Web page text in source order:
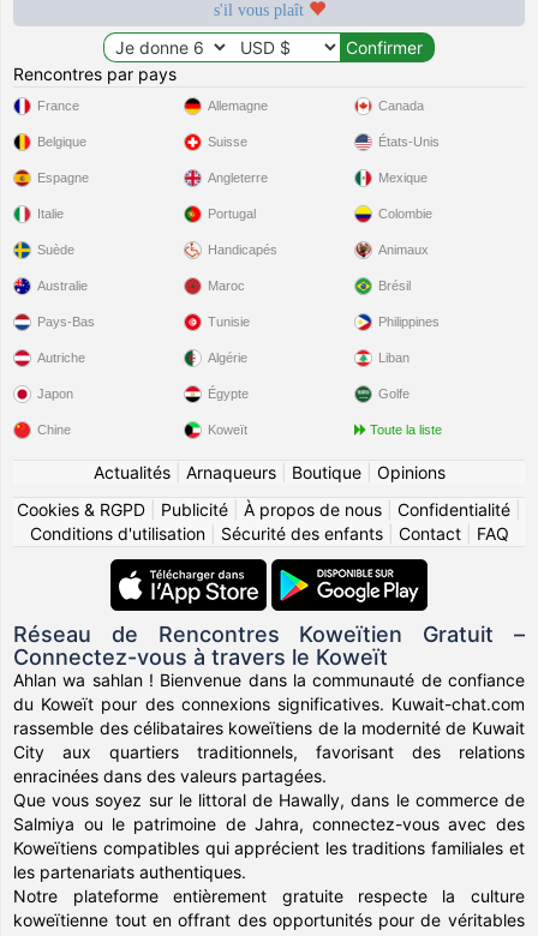
s'il vous plaît
Rencontres par pays
France
Belgique
Espagne
Italie
Suède
Allemagne
Suisse
Angleterre
Portugal
Handicapés
Canada
États-Unis
Mexique
Colombie
Animaux
Australie
Pays-Bas
Autriche
Japon
Chine
Maroc
Tunisie
Algérie
Égypte
Koweït
Brésil
Philippines
Liban
Golfe
Toute la liste
Actualités| Arnaqueurs| Boutique| Opinions
Cookies & RGPD
Publicité À propos de nous Confidentialité
Conditions d'utilisation| Sécurité des enfants| Contact| FAQ
Réseau de Rencontres Koweïtien Gratuit –
Connectez-vous à travers le Koweït
Ahlan wa sahlan ! Bienvenue dans la communauté de confiance
du Koweït pour des connexions significatives. Kuwait-chat.com
rassemble des célibataires koweïtiens de la modernité de Kuwait
City aux quartiers traditionnels, favorisant des relations
enracinées dans des valeurs partagées.
Que vous soyez sur le littoral de Hawally, dans le commerce de
Salmiya ou le patrimoine de Jahra, connectez-vous avec des
Koweïtiens compatibles qui apprécient les traditions familiales et
les partenariats authentiques.
Notre plateforme entièrement gratuite respecte la culture
koweïtienne tout en offrant des opportunités pour de véritables